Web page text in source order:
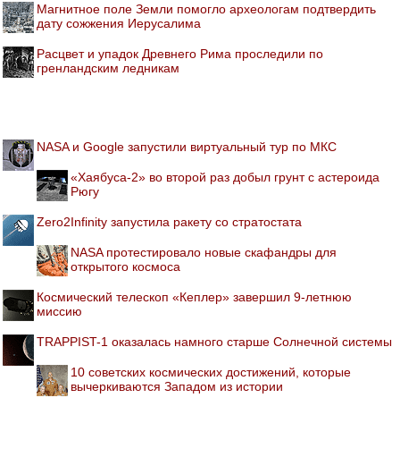
Магнитное поле Земли помогло археологам подтвердить
дату сожжения Иерусалима
Расцвет и упадок Древнего Рима проследили по
гренландским ледникам
NASA и Google запустили виртуальный тур по МКС
«Хаябуса-2» во второй раз добыл грунт с астероида
Рюгу
Zero2Infinity запустила ракету со стратостата
NASA протестировало новые скафандры для
открытого космоса
Космический телескоп «Кеплер» завершил 9-летнюю
миссию
TRAPPIST-1 оказалась намного старше Солнечной системы
10 советских космических достижений, которые
вычеркиваются Западом из истории